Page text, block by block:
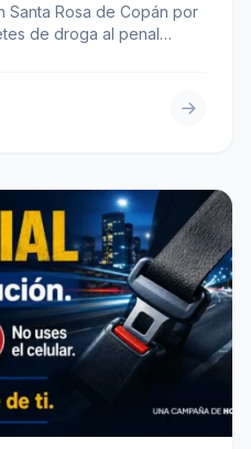
Santa Rosa de Copán por
de droga al penal